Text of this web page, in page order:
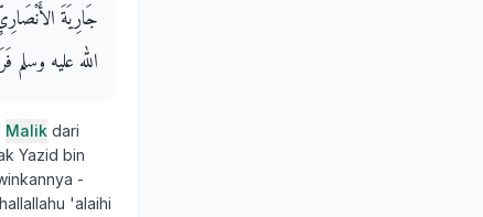
جَارِيَةَ
الله عليه وسلم
Malik dari
Yazid bin
-
'alaihi